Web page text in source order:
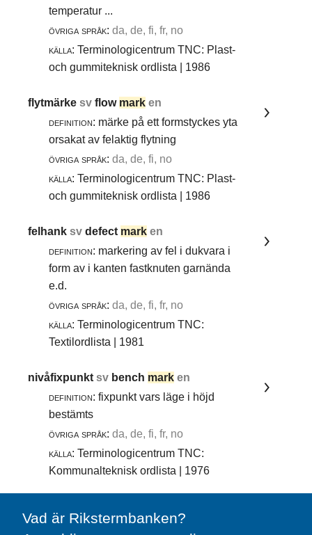
temperatur ...
övriga språk: da, de, fi, fr, no
källa: Terminologicentrum TNC: Plast-
och gummiteknisk ordlista | 1986
flytmärkesvflow mark en
definition: märke på ett formstyckes yta
orsakat av felaktig flytning
övriga språk: da, de, fi, no
källa: Terminologicentrum TNC: Plast-
och gummiteknisk ordlista | 1986
felhanksvdefect mark en
definition: markering av fel i dukvara i
form av i kanten fastknuten garnända
e.d.
övriga språk: da, de, fi, fr, no
källa: Terminologicentrum TNC:
Textilordlista | 1981
nivåfixpunktsv bench mark en
definition: fixpunkt vars läge i höjd
bestämts
övriga språk: da, de, fi, fr, no
källa: Terminologicentrum TNC:
Kommunalteknisk ordlista | 1976
Vad är Rikstermbanken?